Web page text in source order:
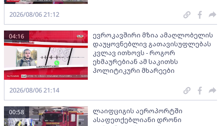
2026/08/06 21:12
ევროკავშირი მზია ამაღლობელის
დაუყოვნებლივ გათავისუფლებას
კვლავ ითხოვს - როგორ
ეხმაურებიან ამ საკითხს
პოლიტიკური მხარეები
04:16
2026/08/06 21:14
ლაიფციგის აეროპორტში
ასაფეთქებლიანი დრონი
00:58